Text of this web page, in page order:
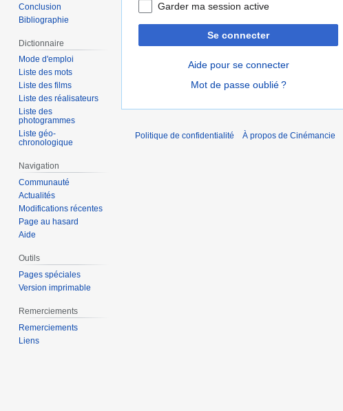
Garder ma session active
Se connecter
Aide pour se connecter
Mot de passe oublié ?
Conclusion
Bibliographie
Dictionnaire
Mode d'emploi
Liste des mots
Liste des films
Liste des réalisateurs
Liste des
photogrammes
Liste géo-
chronologique
Navigation
Communauté
Actualités
Modifications récentes
Page au hasard
Aide
Outils
Pages spéciales
Version imprimable
Remerciements
Remerciements
Liens
Politique de confidentialité À propos de Cinémancie